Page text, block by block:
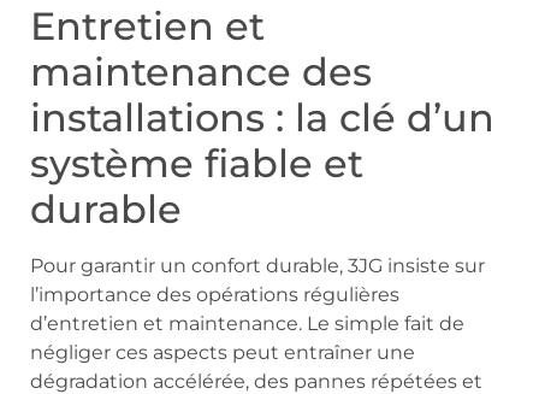
Entretien et
maintenance des
installations : la clé d’un
système fiable et
durable
Pour garantir un confort durable, 3JG insiste sur
l’importance des opérations régulières
d’entretien et maintenance. Le simple fait de
négliger ces aspects peut entraîner une
dégradation accélérée, des pannes répétées et